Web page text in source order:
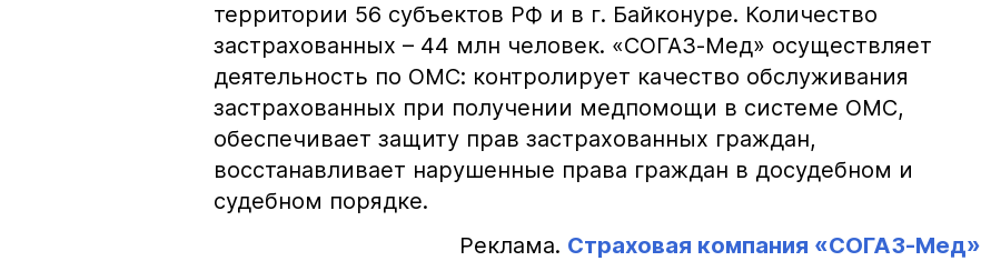
территории 56 субъектов РФ и в г. Байконуре. Количество
застрахованных – 44 млн человек. «СОГАЗ-Мед» осуществляет
деятельность по ОМС: контролирует качество обслуживания
застрахованных при получении медпомощи в системе ОМС,
обеспечивает защиту прав застрахованных граждан,
восстанавливает нарушенные права граждан в досудебном и
судебном порядке.
Реклама. Страховая компания «СОГАЗ-Мед»